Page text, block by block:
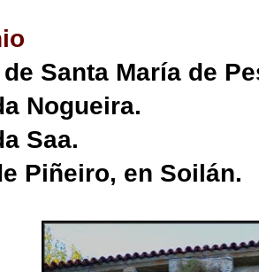
Santa María de
Nogueira.
Saa.
Piñeiro, en Soilán.